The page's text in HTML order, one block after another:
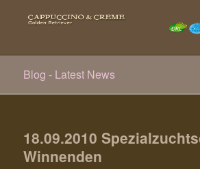
Blog - Latest News
18.09.2010
Winnenden